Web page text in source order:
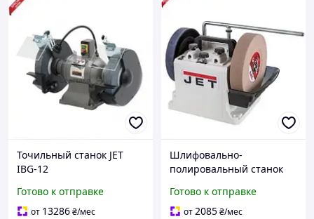
Точильный станок JET
IBG-12
заточки металла мощный
2.8 кВт 380В 300х50 мм
Готово к отправке
от 13286₴/мес
Шлифовально-
полировальный станок
и правки инструментов
160Вт 200х40мм
Готово к отправке
от2085₴/мес